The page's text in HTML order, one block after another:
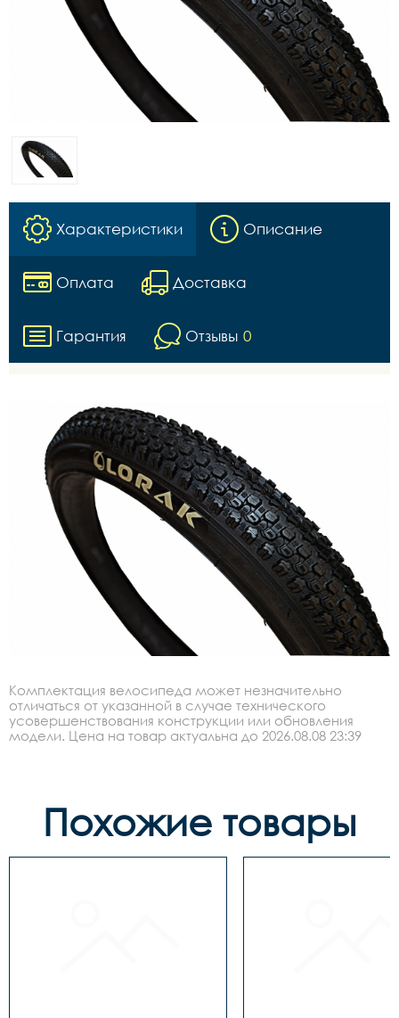
Характеристики Описание
Оплата Доставка
Гарантия Отзывы 0
Комплектация велосипеда может незначительно
отличаться от указанной в случае технического
усовершенствования конструкции или обновления
модели. Цена на товар актуальна до 2026.08.08 23:39
Похожие товары